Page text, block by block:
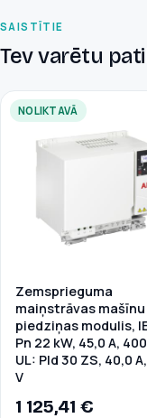
SAISTĪTIE
Tev varētu
NOLIKTAVĀ
Zemsprieguma
maiņstrāvas mašīnu
piedziņas modulis,
Pn 22 kW, 45,0 A, 400
UL: Pld 30 ZS, 40,0
V
1 125,41 €